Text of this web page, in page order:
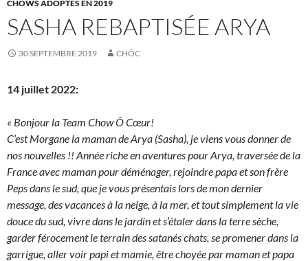
CHOWS ADOPTÉS EN 2019
SASHA REBAPTISÉE ARYA
30 SEPTEMBRE 2019 CHÔC
14 juillet 2022:
« Bonjour la Team Chow Ô Cœur!
C’est Morgane la maman de Arya (Sasha), je viens vous donner de
nos nouvelles !! Année riche en aventures pour Arya, traversée de la
France avec maman pour déménager, rejoindre papa et son frère
Peps dans le sud, que je vous présentais lors de mon dernier
message, des vacances à la neige, à la mer, et tout simplement la vie
douce du sud, vivre dans le jardin et s’étaler dans la terre sèche,
garder férocement le terrain des satanés chats, se promener dans la
garrigue, aller voir papi et mamie, être choyée par maman et papa